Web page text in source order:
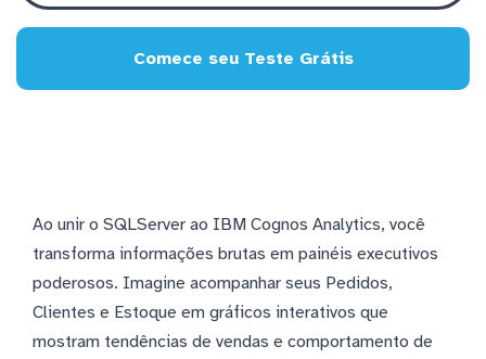
Comece seu Teste Grátis
Ao unir o SQLServer ao IBM Cognos Analytics, você
transforma informações brutas em painéis executivos
poderosos. Imagine acompanhar seus Pedidos,
Clientes e Estoque em gráficos interativos que
mostram tendências de vendas e comportamento de